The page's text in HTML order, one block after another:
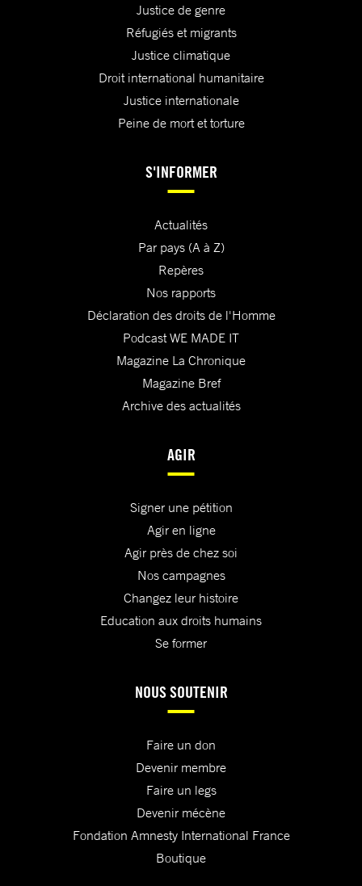
Justice de genre
Réfugiés et migrants
Justice climatique
Droit international humanitaire
Justice internationale
Peine de mort et torture
S'INFORMER
Actualités
Par pays (A à Z)
Repères
Nos rapports
Déclaration des droits de l'Homme
Podcast WE MADE IT
Magazine La Chronique
Magazine Bref
Archive des actualités
AGIR
Signer une pétition
Agir en ligne
Agir près de chez soi
Nos campagnes
Changez leur histoire
Education aux droits humains
Se former
NOUS SOUTENIR
Faire un don
Devenir membre
Faire un legs
Devenir mécène
Fondation Amnesty International France
Boutique